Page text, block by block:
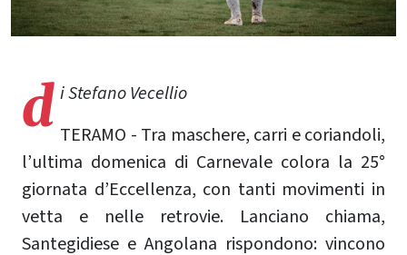
d i Stefano Vecellio
TERAMO - Tra maschere, carri e coriandoli,
l’ultima domenica di Carnevale colora la 25°
giornata d’Eccellenza, con tanti movimenti in
vetta e nelle retrovie. Lanciano chiama,
Santegidiese e Angolana rispondono: vincono